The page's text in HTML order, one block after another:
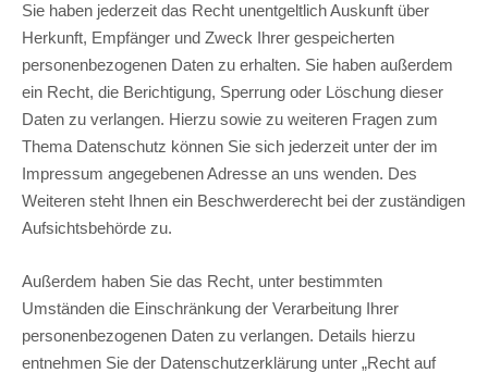
Sie haben jederzeit das Recht unentgeltlich Auskunft über
Herkunft, Empfänger und Zweck Ihrer gespeicherten
personenbezogenen Daten zu erhalten. Sie haben außerdem
ein Recht, die Berichtigung, Sperrung oder Löschung dieser
Daten zu verlangen. Hierzu sowie zu weiteren Fragen zum
Thema Datenschutz können Sie sich jederzeit unter der im
Impressum angegebenen Adresse an uns wenden. Des
Weiteren steht Ihnen ein Beschwerderecht bei der zuständigen
Aufsichtsbehörde zu.
Außerdem haben Sie das Recht, unter bestimmten
Umständen die Einschränkung der Verarbeitung Ihrer
personenbezogenen Daten zu verlangen. Details hierzu
entnehmen Sie der Datenschutzerklärung unter „Recht auf